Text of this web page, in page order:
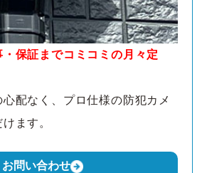
保証までコミコミの月々定
配なく、プロ仕様の防犯カメ
ます。
お問い合わせ